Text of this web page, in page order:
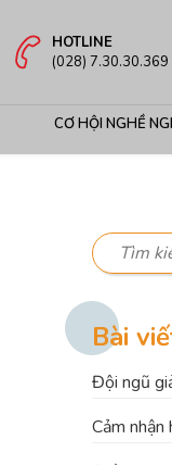
HOTLINE
(028) 7.30.30.369
CƠ HỘI NGHỀ
Bài
Đội ngũ
Cảm nhận